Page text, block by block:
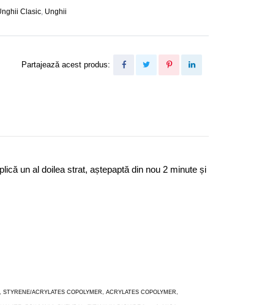
Clasic Unghii
Partajează acest produs:
un al doilea strat, aștepaptă din nou 2 minute și
ACRYLATES COPOLYMER, ACRYLATES COPOLYMER,